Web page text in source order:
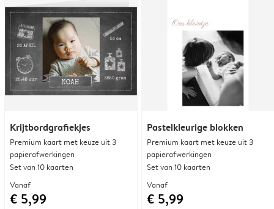
Krijtbordgrafiekjes
Premium kaart met keuze uit 3
papierafwerkingen
Set van 10 kaarten
Vanaf
€ 5,99
Pastelkleurige blokken
Premium kaart met keuze uit 3
papierafwerkingen
Set van 10 kaarten
Vanaf
€ 5,99